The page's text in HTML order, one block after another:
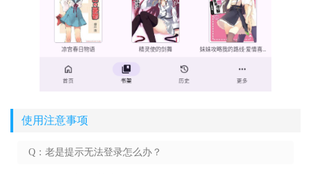
使用注意事项
Q：老是提示无法登录怎么办？